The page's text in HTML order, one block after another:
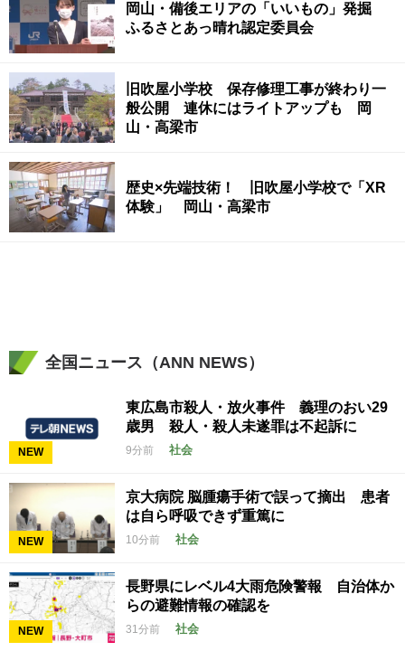
岡山・備後エリアの「いいもの」発掘
ふるさとあっ晴れ認定委員会
旧吹屋小学校 保存修理工事が終わり一
般公開 連休にはライトアップも 岡
山・高梁市
歴史×先端技術！ 旧吹屋小学校で「XR
体験」 岡山・高梁市
全国ニュース（ANN NEWS）
NEW
東広島市殺人・放火事件 義理のおい29
歳男 殺人・殺人未遂罪は不起訴に
9分前 社会
NEW
京大病院 脳腫瘍手術で誤って摘出 患者
は自ら呼吸できず重篤に
10分前 社会
NEW
長野県にレベル4大雨危険警報 自治体か
らの避難情報の確認を
31分前 社会